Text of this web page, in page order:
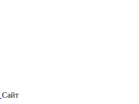
Сайт